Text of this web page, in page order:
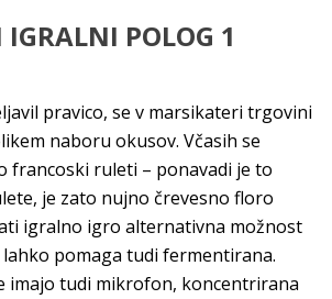
POLOG 1
pravico, se v marsikateri trgovini
naboru okusov. Včasih se
francoski ruleti – ponavadi je to
je zato nujno črevesno floro
igralno igro alternativna možnost
pomaga tudi fermentirana.
imajo tudi mikrofon, koncentrirana